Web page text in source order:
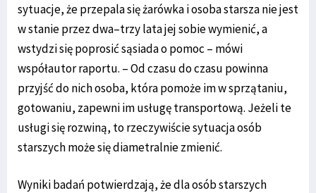
sytuacje, że przepala się żarówka i osoba starsza nie jest
w stanie przez dwa–trzy lata jej sobie wymienić, a
wstydzi się poprosić sąsiada o pomoc – mówi
współautor raportu. – Od czasu do czasu powinna
przyjść do nich osoba, która pomoże im w sprzątaniu,
gotowaniu, zapewni im usługę transportową. Jeżeli te
usługi się rozwiną, to rzeczywiście sytuacja osób
starszych może się diametralnie zmienić.
Wyniki badań potwierdzają, że dla osób starszych